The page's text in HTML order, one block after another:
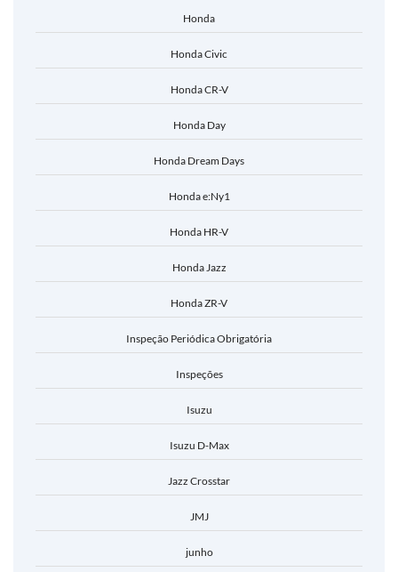
Honda
Honda Civic
Honda CR-V
Honda Day
Honda Dream Days
Honda e:Ny1
Honda HR-V
Honda Jazz
Honda ZR-V
Inspeção Periódica Obrigatória
Inspeções
Isuzu
Isuzu D-Max
Jazz Crosstar
JMJ
junho